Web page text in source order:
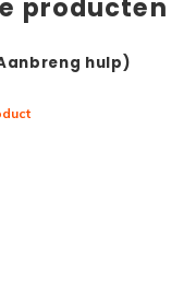
producten
hulp)